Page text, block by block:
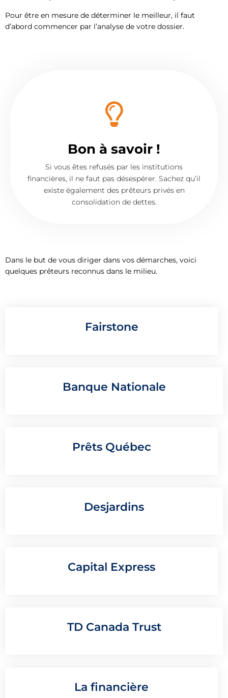
Pour être en mesure de déterminer le meilleur, il faut
d’abord commencer par l’analyse de votre dossier.
Bon à savoir !
Si vous êtes refusés par les institutions
financières, il ne faut pas désespérer. Sachez qu’il
existe également des prêteurs privés en
consolidation de dettes.
Dans le but de vous diriger dans vos démarches, voici
quelques prêteurs reconnus dans le milieu.
Fairstone
Banque Nationale
Prêts Québec
Desjardins
Capital Express
TD Canada Trust
La financière